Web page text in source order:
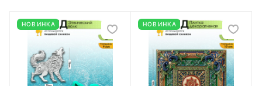
НОВИНКА НОВИНКА